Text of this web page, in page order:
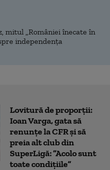
mitul „României înecate în
independența
Lovitură de proporții:
Ioan Varga, gata să
renunțe la CFR și să
preia alt club din
SuperLigă: ”Acolo sunt
toate condițiile”